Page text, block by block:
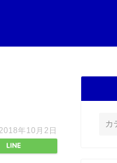
年10月2日